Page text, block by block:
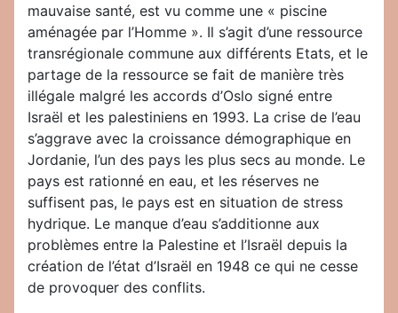
mauvaise santé, est vu comme une « piscine
aménagée par l’Homme ». Il s’agit d’une ressource
transrégionale commune aux différents Etats, et le
partage de la ressource se fait de manière très
illégale malgré les accords d’Oslo signé entre
Israël et les palestiniens en 1993. La crise de l’eau
s’aggrave avec la croissance démographique en
Jordanie, l’un des pays les plus secs au monde. Le
pays est rationné en eau, et les réserves ne
suffisent pas, le pays est en situation de stress
hydrique. Le manque d’eau s’additionne aux
problèmes entre la Palestine et l’Israël depuis la
création de l’état d’Israël en 1948 ce qui ne cesse
de provoquer des conflits.